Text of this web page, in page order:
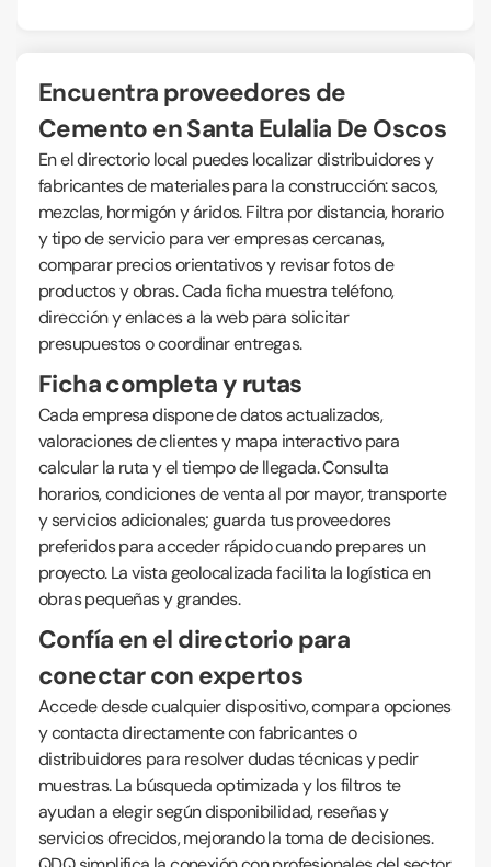
Encuentra proveedores de
Cemento en Santa Eulalia De Oscos
En el directorio local puedes localizar distribuidores y
fabricantes de materiales para la construcción: sacos,
mezclas, hormigón y áridos. Filtra por distancia, horario
y tipo de servicio para ver empresas cercanas,
comparar precios orientativos y revisar fotos de
productos y obras. Cada ficha muestra teléfono,
dirección y enlaces a la web para solicitar
presupuestos o coordinar entregas.
Ficha completa y rutas
Cada empresa dispone de datos actualizados,
valoraciones de clientes y mapa interactivo para
calcular la ruta y el tiempo de llegada. Consulta
horarios, condiciones de venta al por mayor, transporte
y servicios adicionales; guarda tus proveedores
preferidos para acceder rápido cuando prepares un
proyecto. La vista geolocalizada facilita la logística en
obras pequeñas y grandes.
Confía en el directorio para
conectar con expertos
Accede desde cualquier dispositivo, compara opciones
y contacta directamente con fabricantes o
distribuidores para resolver dudas técnicas y pedir
muestras. La búsqueda optimizada y los filtros te
ayudan a elegir según disponibilidad, reseñas y
servicios ofrecidos, mejorando la toma de decisiones.